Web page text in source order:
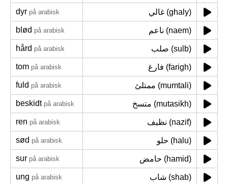
dyr på arabisk غالي (ghaly)
blød på arabisk ناعم (naem)
hård på arabisk صلب (sulb)
tom på arabisk فارغ (farigh)
fuld på arabisk ممتلئ (mumtali)
beskidt på arabisk متسخ (mutasikh)
ren på arabisk نظيف (nazif)
sød på arabisk حلو (halu)
sur på arabisk حامض (hamid)
ung på arabisk شاب (shab)